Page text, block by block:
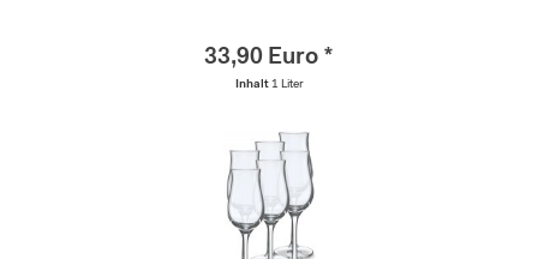
33,90 Euro *
Inhalt 1 Liter